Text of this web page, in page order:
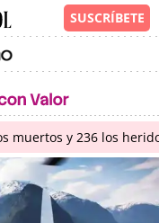
muertos y 236 los